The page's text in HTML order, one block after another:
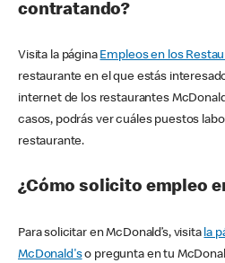
contratando?
Visita la página Empleos en los
restaurante en el que estás
internet de los restaurantes
casos, podrás ver cuáles puestos
restaurante.
¿Cómo solicito empleo
Para solicitar en McDonald’s, visita la
McDonald'so pregunta en tu